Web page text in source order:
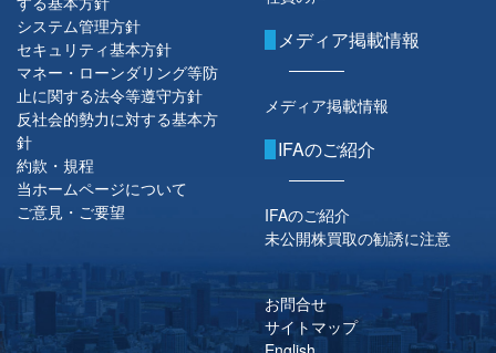
システム管理方針
セキュリティ基本方針
マネー・ローンダリング等防
止に関する法令等遵守方針
反社会的勢力に対する基本方
針
約款・規程
当ホームページについて
ご意見・ご要望
メディア掲載情報
メディア掲載情報
IFAのご紹介
IFAのご紹介
未公開株買取の勧誘に注意
お問合せ
サイトマップ